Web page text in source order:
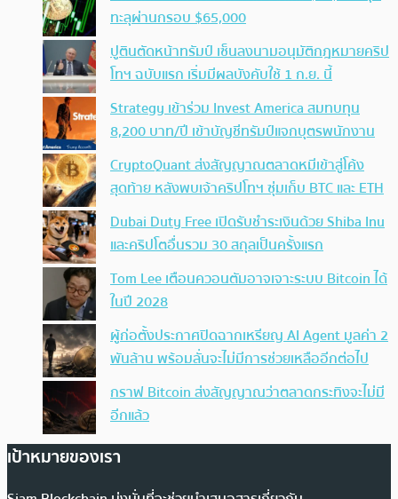
ทะลุผ่านกรอบ $65,000
ปูตินตัดหน้าทรัมป์ เซ็นลงนามอนุมัติกฎหมายคริป
โทฯ ฉบับแรก เริ่มมีผลบังคับใช้ 1 ก.ย. นี้
Strategy เข้าร่วม Invest America สมทบทุน
8,200 บาท/ปี เข้าบัญชีทรัมป์แจกบุตรพนักงาน
CryptoQuant ส่งสัญญาณตลาดหมีเข้าสู่โค้ง
สุดท้าย หลังพบเจ้าคริปโทฯ ซุ่มเก็บ BTC และ ETH
Dubai Duty Free เปิดรับชำระเงินด้วย Shiba Inu
และคริปโตอื่นรวม 30 สกุลเป็นครั้งแรก
Tom Lee เตือนควอนตัมอาจเจาะระบบ Bitcoin ได้
ในปี 2028
ผู้ก่อตั้งประกาศปิดฉากเหรียญ AI Agent มูลค่า 2
พันล้าน พร้อมลั่นจะไม่มีการช่วยเหลืออีกต่อไป
กราฟ Bitcoin ส่งสัญญาณว่าตลาดกระทิงจะไม่มี
อีกแล้ว
เป้าหมายของเรา